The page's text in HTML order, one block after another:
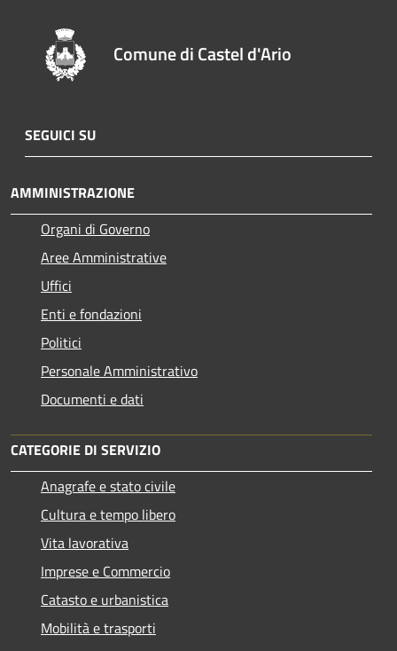
Comune di Castel d'Ario
SEGUICI SU
AMMINISTRAZIONE
Organi di Governo
Aree Amministrative
Uffici
Enti e fondazioni
Politici
Personale Amministrativo
Documenti e dati
CATEGORIE DI SERVIZIO
Anagrafe e stato civile
Cultura e tempo libero
Vita lavorativa
Imprese e Commercio
Catasto e urbanistica
Mobilità e trasporti